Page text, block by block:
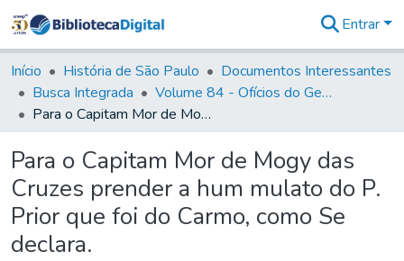
&
Coleções
Tudo na
Biblioteca
Estatísticas
Entrar
Início História de São Paulo
Documentos Interessantes
Busca Integrada
Volume 84 - Ofícios do General Martins Lopes de Saldanha (Governador da Capitania): 1782- 1786
Para o Capitam Mor de Mogy das Cruzes prender a hum mulato do P. Prior que foi do Carmo, como Se declara.
Para o Capitam Mor de Mogy das
Cruzes prender a hum mulato do P.
Prior que foi do Carmo, como Se
declara.